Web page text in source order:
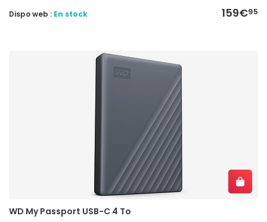
159€95
Dispo web : En stock
WD My Passport USB-C 4 To